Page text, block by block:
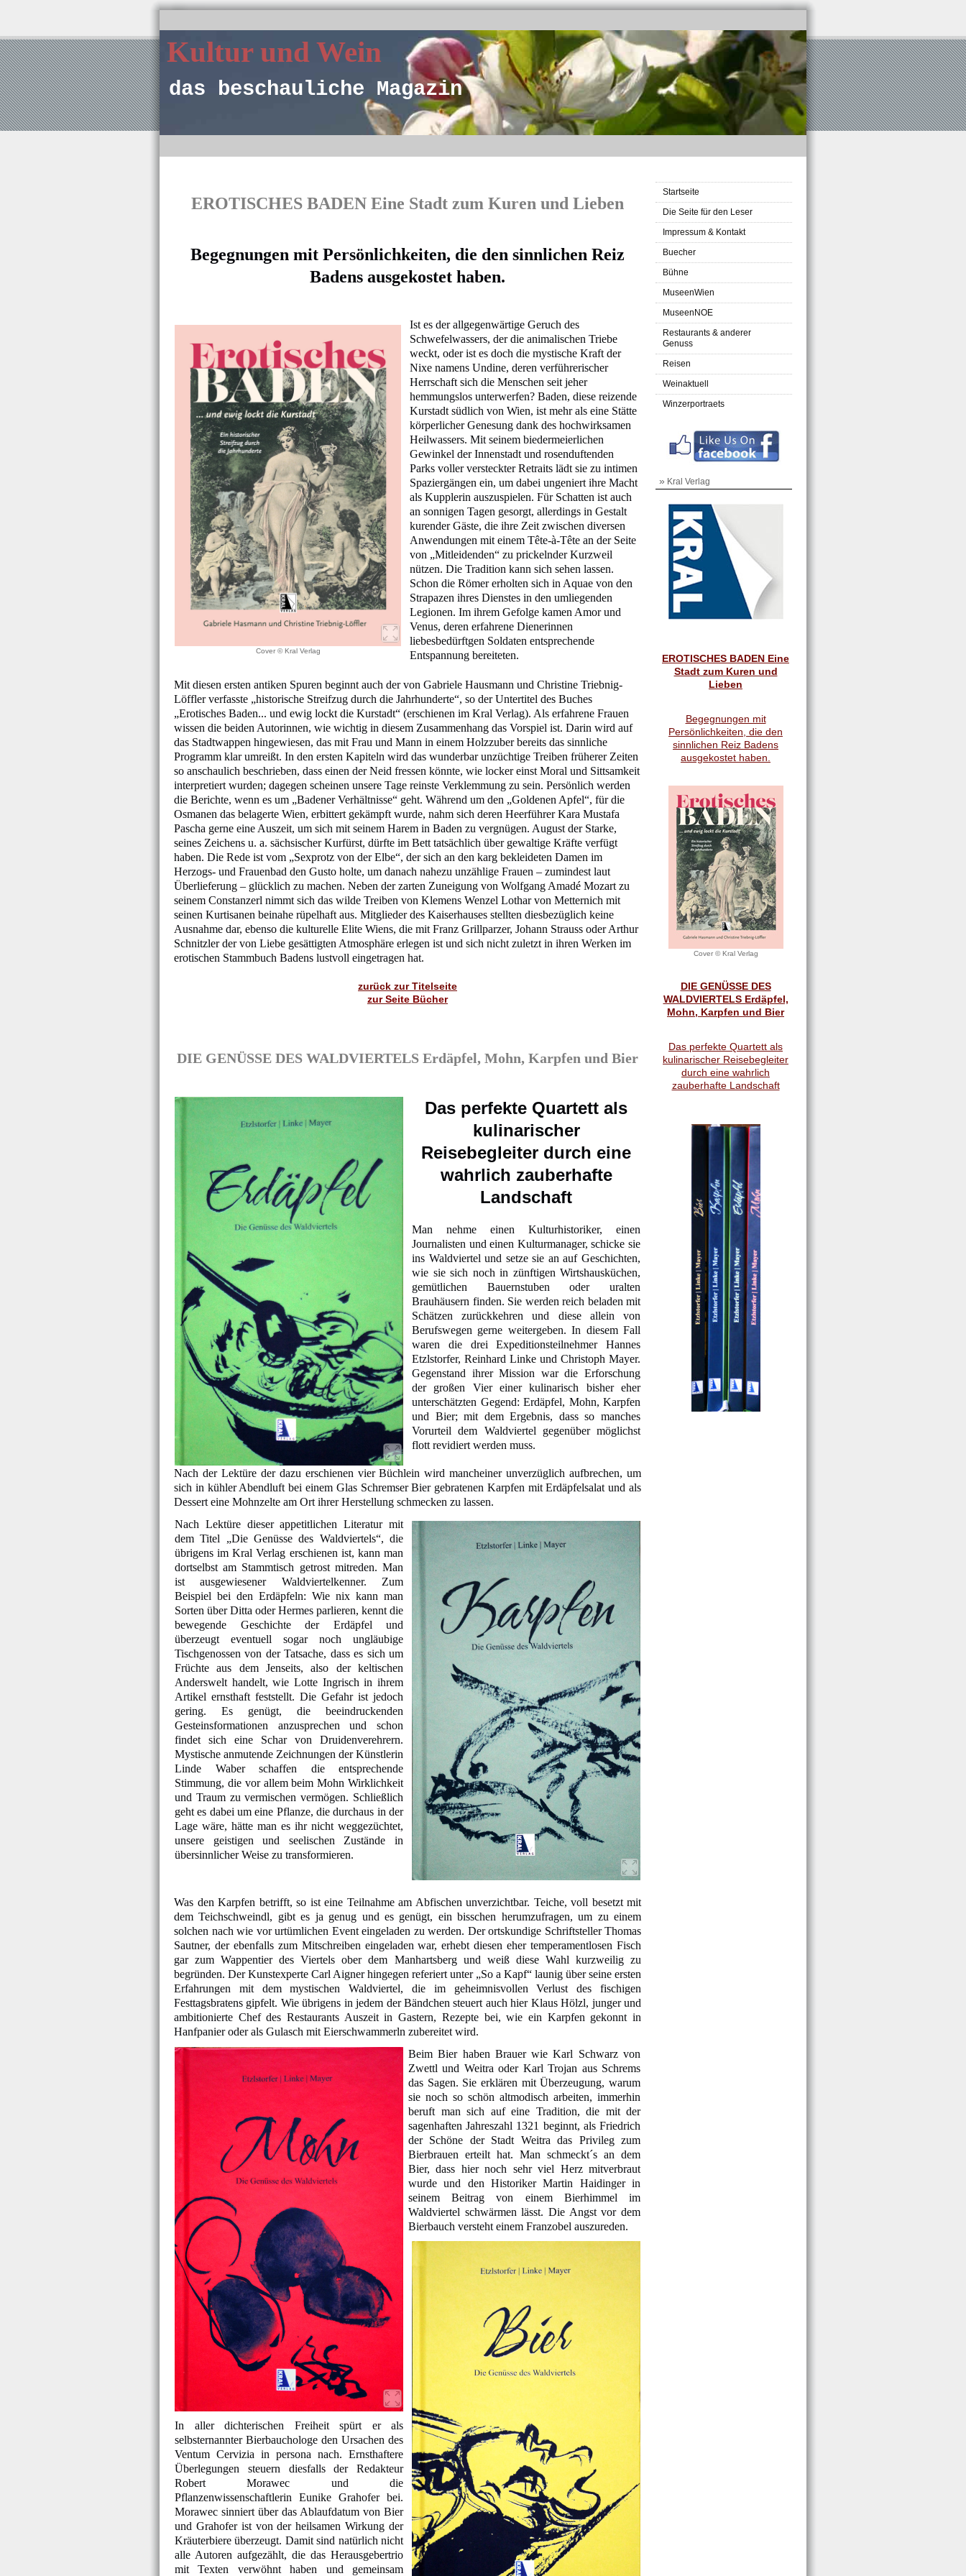
Kultur und Wein
das beschauliche Magazin
Startseite
Die Seite für den Leser
Impressum & Kontakt
Buecher
Bühne
MuseenWien
MuseenNOE
Restaurants & anderer
Genuss
Reisen
Weinaktuell
Winzerportraets
» Kral Verlag
EROTISCHES BADEN Eine
Stadt zum Kuren und
Lieben
Begegnungen mit
Persönlichkeiten, die den
sinnlichen Reiz Badens
ausgekostet haben.
Cover © Kral Verlag
DIE GENÜSSE DES
WALDVIERTELS Erdäpfel,
Mohn, Karpfen und Bier
Das perfekte Quartett als
kulinarischer Reisebegleiter
durch eine wahrlich
zauberhafte Landschaft
EROTISCHES BADEN Eine Stadt zum Kuren und Lieben
Begegnungen mit Persönlichkeiten, die den sinnlichen Reiz
Badens ausgekostet haben.
Cover © Kral Verlag
Ist es der allgegenwärtige Geruch des
Schwefelwassers, der die animalischen Triebe
weckt, oder ist es doch die mystische Kraft der
Nixe namens Undine, deren verführerischer
Herrschaft sich die Menschen seit jeher
hemmungslos unterwerfen? Baden, diese reizende
Kurstadt südlich von Wien, ist mehr als eine Stätte
körperlicher Genesung dank des hochwirksamen
Heilwassers. Mit seinem biedermeierlichen
Gewinkel der Innenstadt und rosenduftenden
Parks voller versteckter Retraits lädt sie zu intimen
Spaziergängen ein, um dabei ungeniert ihre Macht
als Kupplerin auszuspielen. Für Schatten ist auch
an sonnigen Tagen gesorgt, allerdings in Gestalt
kurender Gäste, die ihre Zeit zwischen diversen
Anwendungen mit einem Tête-à-Tête an der Seite
von „Mitleidenden“ zu prickelnder Kurzweil
nützen. Die Tradition kann sich sehen lassen.
Schon die Römer erholten sich in Aquae von den
Strapazen ihres Dienstes in den umliegenden
Legionen. Im ihrem Gefolge kamen Amor und
Venus, deren erfahrene Dienerinnen
liebesbedürftgen Soldaten entsprechende
Entspannung bereiteten.
Mit diesen ersten antiken Spuren beginnt auch der von Gabriele Hausmann und Christine Triebnig-
Löffler verfasste „historische Streifzug durch die Jahrhunderte“, so der Untertitel des Buches
„Erotisches Baden... und ewig lockt die Kurstadt“ (erschienen im Kral Verlag). Als erfahrene Frauen
wissen die beiden Autorinnen, wie wichtig in diesem Zusammenhang das Vorspiel ist. Darin wird auf
das Stadtwappen hingewiesen, das mit Frau und Mann in einem Holzzuber bereits das sinnliche
Programm klar umreißt. In den ersten Kapiteln wird das wunderbar unzüchtige Treiben früherer Zeiten
so anschaulich beschrieben, dass einen der Neid fressen könnte, wie locker einst Moral und Sittsamkeit
interpretiert wurden; dagegen scheinen unsere Tage reinste Verklemmung zu sein. Persönlich werden
die Berichte, wenn es um „Badener Verhältnisse“ geht. Während um den „Goldenen Apfel“, für die
Osmanen das belagerte Wien, erbittert gekämpft wurde, nahm sich deren Heerführer Kara Mustafa
Pascha gerne eine Auszeit, um sich mit seinem Harem in Baden zu vergnügen. August der Starke,
seines Zeichens u. a. sächsischer Kurfürst, dürfte im Bett tatsächlich über gewaltige Kräfte verfügt
haben. Die Rede ist vom „Sexprotz von der Elbe“, der sich an den karg bekleideten Damen im
Herzogs- und Frauenbad den Gusto holte, um danach nahezu unzählige Frauen – zumindest laut
Überlieferung – glücklich zu machen. Neben der zarten Zuneigung von Wolfgang Amadé Mozart zu
seinem Constanzerl nimmt sich das wilde Treiben von Klemens Wenzel Lothar von Metternich mit
seinen Kurtisanen beinahe rüpelhaft aus. Mitglieder des Kaiserhauses stellten diesbezüglich keine
Ausnahme dar, ebenso die kulturelle Elite Wiens, die mit Franz Grillparzer, Johann Strauss oder Arthur
Schnitzler der von Liebe gesättigten Atmosphäre erlegen ist und sich nicht zuletzt in ihren Werken im
erotischen Stammbuch Badens lustvoll eingetragen hat.
zurück zur Titelseite
zur Seite Bücher
DIE GENÜSSE DES WALDVIERTELS Erdäpfel, Mohn, Karpfen und Bier
Das perfekte Quartett als
kulinarischer
Reisebegleiter durch eine
wahrlich zauberhafte
Landschaft
Man nehme einen Kulturhistoriker, einen
Journalisten und einen Kulturmanager, schicke sie
ins Waldviertel und setze sie an auf Geschichten,
wie sie sich noch in zünftigen Wirtshausküchen,
gemütlichen Bauernstuben oder uralten
Brauhäusern finden. Sie werden reich beladen mit
Schätzen zurückkehren und diese allein von
Berufswegen gerne weitergeben. In diesem Fall
waren die drei Expeditionsteilnehmer Hannes
Etzlstorfer, Reinhard Linke und Christoph Mayer.
Gegenstand ihrer Mission war die Erforschung
der großen Vier einer kulinarisch bisher eher
unterschätzten Gegend: Erdäpfel, Mohn, Karpfen
und Bier; mit dem Ergebnis, dass so manches
Vorurteil dem Waldviertel gegenüber möglichst
flott revidiert werden muss.
Nach der Lektüre der dazu erschienen vier Büchlein wird mancheiner unverzüglich aufbrechen, um
sich in kühler Abendluft bei einem Glas Schremser Bier gebratenen Karpfen mit Erdäpfelsalat und als
Dessert eine Mohnzelte am Ort ihrer Herstellung schmecken zu lassen.
Nach Lektüre dieser appetitlichen Literatur mit
dem Titel „Die Genüsse des Waldviertels“, die
übrigens im Kral Verlag erschienen ist, kann man
dortselbst am Stammtisch getrost mitreden. Man
ist ausgewiesener Waldviertelkenner. Zum
Beispiel bei den Erdäpfeln: Wie nix kann man
Sorten über Ditta oder Hermes parlieren, kennt die
bewegende Geschichte der Erdäpfel und
überzeugt eventuell sogar noch ungläubige
Tischgenossen von der Tatsache, dass es sich um
Früchte aus dem Jenseits, also der keltischen
Anderswelt handelt, wie Lotte Ingrisch in ihrem
Artikel ernsthaft feststellt. Die Gefahr ist jedoch
gering. Es genügt, die beeindruckenden
Gesteinsformationen anzusprechen und schon
findet sich eine Schar von Druidenverehrern.
Mystische anmutende Zeichnungen der Künstlerin
Linde Waber schaffen die entsprechende
Stimmung, die vor allem beim Mohn Wirklichkeit
und Traum zu vermischen vermögen. Schließlich
geht es dabei um eine Pflanze, die durchaus in der
Lage wäre, hätte man es ihr nicht weggezüchtet,
unsere geistigen und seelischen Zustände in
übersinnlicher Weise zu transformieren.
Was den Karpfen betrifft, so ist eine Teilnahme am Abfischen unverzichtbar. Teiche, voll besetzt mit
dem Teichschweindl, gibt es ja genug und es genügt, ein bisschen herumzufragen, um zu einem
solchen nach wie vor urtümlichen Event eingeladen zu werden. Der ortskundige Schriftsteller Thomas
Sautner, der ebenfalls zum Mitschreiben eingeladen war, erhebt diesen eher temperamentlosen Fisch
gar zum Wappentier des Viertels ober dem Manhartsberg und weiß diese Wahl kurzweilig zu
begründen. Der Kunstexperte Carl Aigner hingegen referiert unter „So a Kapf“ launig über seine ersten
Erfahrungen mit dem mystischen Waldviertel, die im geheimnisvollen Verlust des fischigen
Festtagsbratens gipfelt. Wie übrigens in jedem der Bändchen steuert auch hier Klaus Hölzl, junger und
ambitionierte Chef des Restaurants Auszeit in Gastern, Rezepte bei, wie ein Karpfen gekonnt in
Hanfpanier oder als Gulasch mit Eierschwammerln zubereitet wird.
In aller dichterischen Freiheit spürt er als
selbsternannter Bierbauchologe den Ursachen des
Ventum Cervizia in persona nach. Ernsthaftere
Überlegungen steuern diesfalls der Redakteur
Robert Morawec und die
Pflanzenwissenschaftlerin Eunike Grahofer bei.
Morawec sinniert über das Ablaufdatum von Bier
und Grahofer ist von der heilsamen Wirkung der
Kräuterbiere überzeugt. Damit sind natürlich nicht
alle Autoren aufgezählt, die das Herausgebertrio
mit Texten verwöhnt haben und gemeinsam
Beim Bier haben Brauer wie Karl Schwarz von
Zwettl und Weitra oder Karl Trojan aus Schrems
das Sagen. Sie erklären mit Überzeugung, warum
sie noch so schön altmodisch arbeiten, immerhin
beruft man sich auf eine Tradition, die mit der
sagenhaften Jahreszahl 1321 beginnt, als Friedrich
der Schöne der Stadt Weitra das Privileg zum
Bierbrauen erteilt hat. Man schmeckt´s an dem
Bier, dass hier noch sehr viel Herz mitverbraut
wurde und den Historiker Martin Haidinger in
seinem Beitrag von einem Bierhimmel im
Waldviertel schwärmen lässt. Die Angst vor dem
Bierbauch versteht einem Franzobel auszureden.